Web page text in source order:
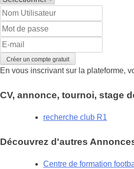
En vous inscrivant sur la plateforme,
CV, annonce, tournoi, stage
recherche club R1
Découvrez d'autres
Centre de formation